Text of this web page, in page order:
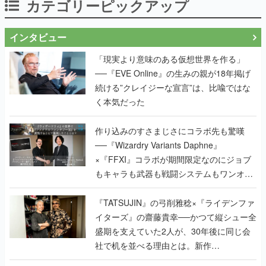
カテゴリーピックアップ
インタビュー
「現実より意味のある仮想世界を作る」
──『EVE Online』の生みの親が18年掲げ
続ける”クレイジーな宣言”は、比喩ではな
く本気だった
作り込みのすさまじさにコラボ先も驚嘆
──『Wizardry Variants Daphne』
×『FFXI』コラボが期間限定なのにジョブ
もキャラも武器も戦闘システムもワンオフ
で作り込まれた理由を両ディレクターに聞
く
『TATSUJIN』の弓削雅稔×『ライデンファ
イターズ』の齋藤貴幸──かつて縦シュー全
盛期を支えていた2人が、30年後に同じ会
社で机を並べる理由とは。新作
『TATSUJIN EXTREME』で初タッグを組